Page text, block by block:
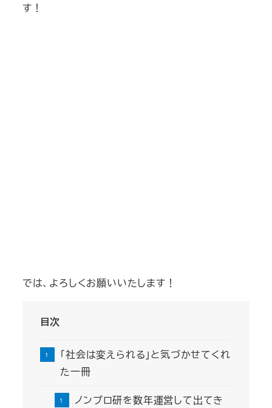
す！
では、よろしくお願いいたします！
目次
「社会は変えられる」と気づかせてくれ
た一冊
ノンプロ研を数年運営して出てき